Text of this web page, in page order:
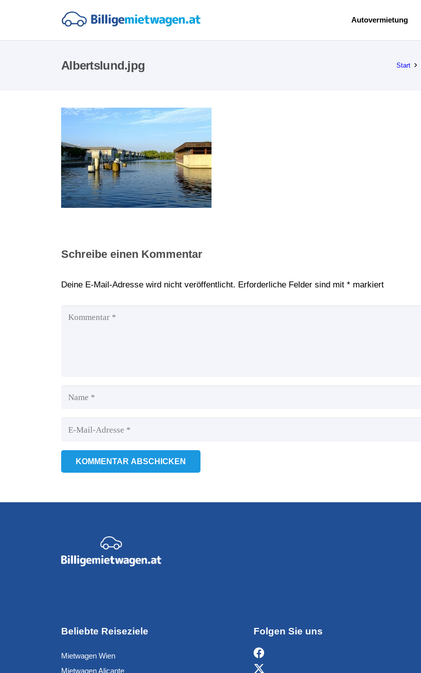
Autovermietung
Albertslund.jpg Start
Schreibe einen Kommentar
Deine E-Mail-Adresse wird nicht veröffentlicht. Erforderliche Felder sind mit * markiert
KOMMENTAR ABSCHICKEN
Beliebte Reiseziele
Mietwagen Wien
Mietwagen Alicante
Folgen Sie uns